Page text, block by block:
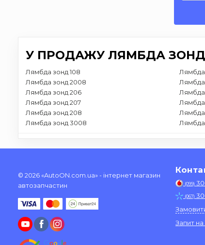
У ПРОДАЖУ ЛЯМБДА ЗОНД
Лямбда зонд 108
Лямбда зонд 2008
Лямбда зонд 206
Лямбда зонд 207
Лямбда зонд 208
Лямбда зонд 3008
© 2026 «AutoON.com.ua» - інтернет магазин
автозапчастин
(099)
(067)
Запит на